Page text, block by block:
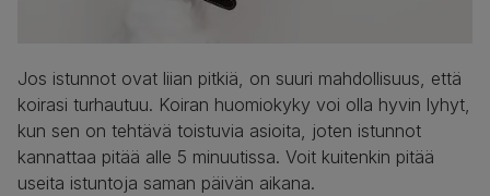
Jos istunnot ovat liian pitkiä, on suuri mahdollisuus, että
koirasi turhautuu. Koiran huomiokyky voi olla hyvin lyhyt,
kun sen on tehtävä toistuvia asioita, joten istunnot
kannattaa pitää alle 5 minuutissa. Voit kuitenkin pitää
useita istuntoja saman päivän aikana.